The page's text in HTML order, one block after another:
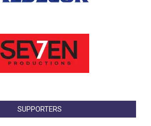
SUPPORTERS